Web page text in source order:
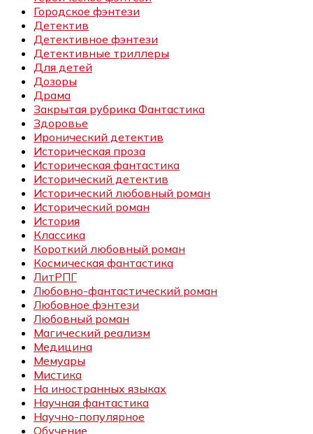
Городское фэнтези
Детектив
Детективное фэнтези
Детективные триллеры
Для детей
Дозоры
Драма
Закрытая рубрика Фантастика
Здоровье
Иронический детектив
Историческая проза
Историческая фантастика
Исторический детектив
Исторический любовный роман
Исторический роман
История
Классика
Короткий любовный роман
Космическая фантастика
ЛитРПГ
Любовно-фантастический роман
Любовное фэнтези
Любовный роман
Магический реализм
Медицина
Мемуары
Мистика
На иностранных языках
Научная фантастика
Научно-популярное
Обучение